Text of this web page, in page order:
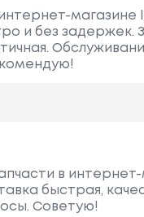
и без
в
быстрая,
Советую!